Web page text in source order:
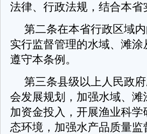
法律、行政法规，结合本
第二条在本省行政区域
实行监督管理的水域、滩
遵守本条例。
第三条县级以上人民政
会发展规划，加强水域、
加资金投入，开展渔业科
态环境，加强水产品质量